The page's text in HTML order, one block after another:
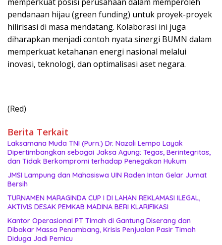
pendanaan hijau (green funding) untuk proyek-proyek
hilirisasi di masa mendatang. Kolaborasi ini juga
diharapkan menjadi contoh nyata sinergi BUMN dalam
memperkuat ketahanan energi nasional melalui
inovasi, teknologi, dan optimalisasi aset negara.
(Red)
Berita Terkait
Laksamana Muda TNI (Purn.) Dr. Nazali Lempo Layak
Dipertimbangkan sebagai Jaksa Agung: Tegas, Berintegritas,
dan Tidak Berkompromi terhadap Penegakan Hukum
JMSI Lampung dan Mahasiswa UIN Raden Intan Gelar Jumat
Bersih
TURNAMEN MARAGINDA CUP I DI LAHAN REKLAMASI ILEGAL,
AKTIVIS DESAK PEMKAB MADINA BERI KLARIFIKASI
Kantor Operasional PT Timah di Gantung Diserang dan
Dibakar Massa Penambang, Krisis Penjualan Pasir Timah
Diduga Jadi Pemicu